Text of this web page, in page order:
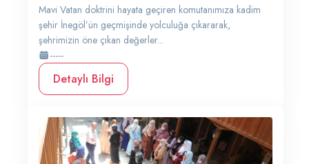
Mavi Vatan doktrini hayata geçiren komutanımıza kadim
şehir İnegöl’ün geçmişinde yolculuğa çıkararak,
şehrimizin öne çıkan değerler...
-----
Detaylı Bilgi